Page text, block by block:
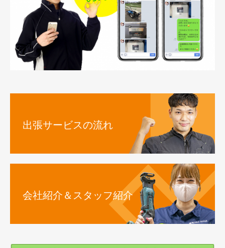
出張サービスの流れ
会社紹介＆スタッフ紹介